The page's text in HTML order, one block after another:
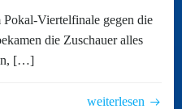
Viertelfinale gegen die
die Zuschauer alles
[…]
weiterlesen